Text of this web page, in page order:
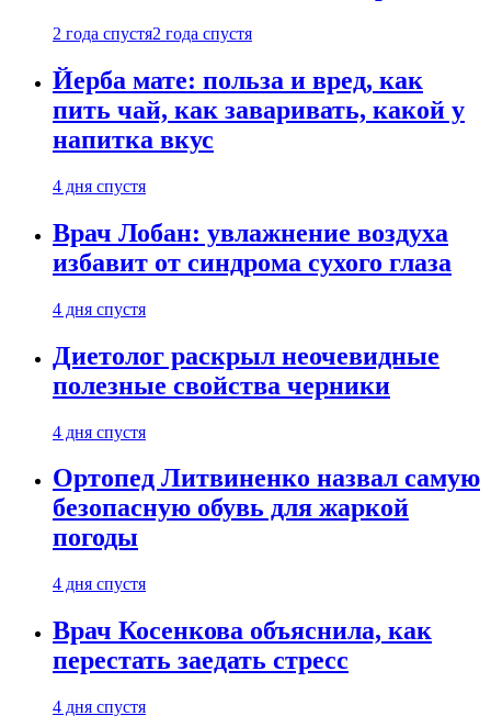
2 года спустя2 года спустя
Йерба мате: польза и вред, как
пить чай, как заваривать, какой у
напитка вкус
4 дня спустя
Врач Лобан: увлажнение воздуха
избавит от синдрома сухого глаза
4 дня спустя
Диетолог раскрыл неочевидные
полезные свойства черники
4 дня спустя
Ортопед Литвиненко назвал самую
безопасную обувь для жаркой
погоды
4 дня спустя
Врач Косенкова объяснила, как
перестать заедать стресс
4 дня спустя